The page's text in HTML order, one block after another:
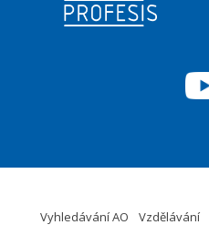
Vyhledávání AO Vzdělávání